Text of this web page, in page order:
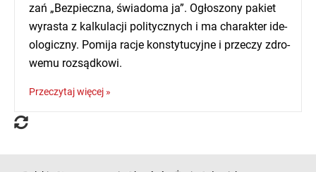
zań „Bez­piecz­na, świa­do­ma ja”. Ogło­szo­ny pa­kiet
wy­ra­sta z kal­ku­la­cji po­li­tycz­nych i ma cha­rak­ter ide­
olo­gicz­ny. Po­mi­ja ra­cje kon­sty­tu­cyj­ne i prze­czy zdro­
we­mu rozsądkowi.
Przeczytaj więcej »